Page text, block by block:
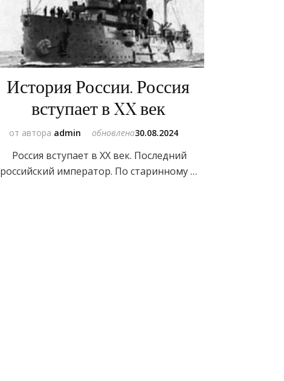
История России. Россия
вступает в XX век
от автора admin обновлено30.08.2024
Россия вступает в XX век. Последний
российский император. По старинному …